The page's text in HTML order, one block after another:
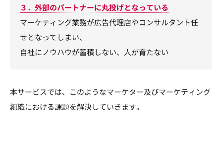
３．外部のパートナーに丸投げとなっている
マーケティング業務が広告代理店やコンサルタント任
せとなってしまい、
自社にノウハウが蓄積しない、人が育たない
本サービスでは、このようなマーケター及びマーケティング
組織における課題を解決していきます。